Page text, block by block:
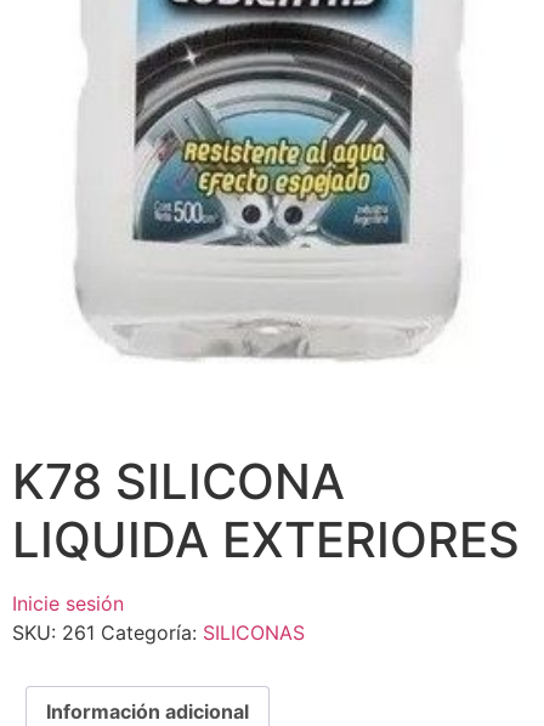
K78 SILICONA
LIQUIDA EXTERIORES
Inicie sesión
SKU: 261 Categoría: SILICONAS
Información adicional